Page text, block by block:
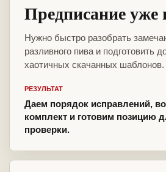
Предписание уже
Нужно быстро разобрать
разливного пива и подготовить
хаотичных скачанных шаблонов.
РЕЗУЛЬТАТ
Даем порядок исправлений,
комплект и готовим позицию
проверки.